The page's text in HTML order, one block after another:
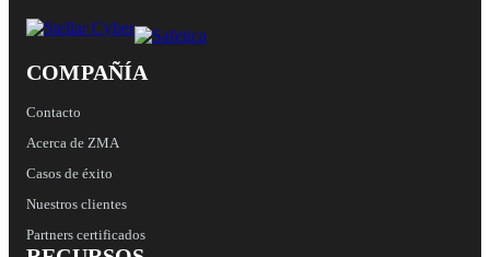
COMPAÑÍA
Contacto
Acerca de ZMA
Casos de éxito
Nuestros clientes
Partners certificados